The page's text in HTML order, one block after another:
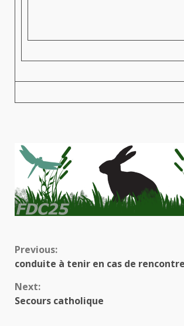
Continue
Previous:
conduite à tenir en cas de
Next:
Secours catholique